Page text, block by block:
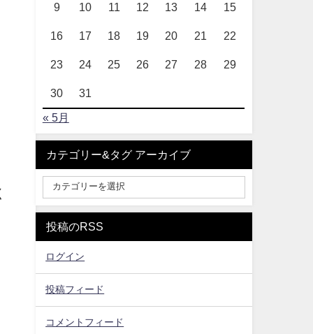
9 10 11 12 13 14 15
16 17 18 19 20 21 22
23 24 25 26 27 28 29
30 31
« 5月
カテゴリー&タグ アーカイブ
投稿のRSS
ログイン
投稿フィード
コメントフィード